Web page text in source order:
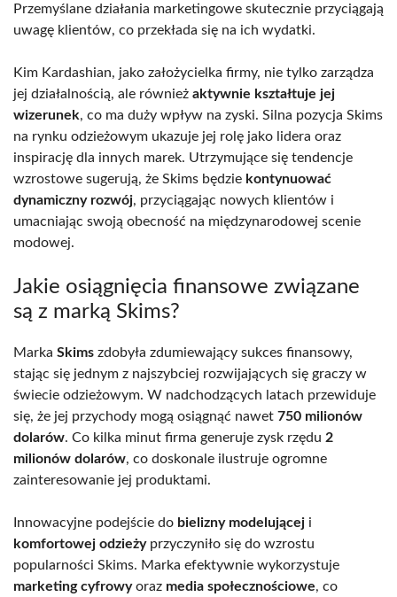
Przemyślane działania marketingowe skutecznie przyciągają
uwagę klientów, co przekłada się na ich wydatki.
Kim Kardashian, jako założycielka firmy, nie tylko zarządza
jej działalnością, ale również aktywnie kształtuje jej
wizerunek, co ma duży wpływ na zyski. Silna pozycja Skims
na rynku odzieżowym ukazuje jej rolę jako lidera oraz
inspirację dla innych marek. Utrzymujące się tendencje
wzrostowe sugerują, że Skims będzie kontynuować
dynamiczny rozwój, przyciągając nowych klientów i
umacniając swoją obecność na międzynarodowej scenie
modowej.
Jakie osiągnięcia finansowe związane
są z marką Skims?
Marka Skims zdobyła zdumiewający sukces finansowy,
stając się jednym z najszybciej rozwijających się graczy w
świecie odzieżowym. W nadchodzących latach przewiduje
się, że jej przychody mogą osiągnąć nawet 750 milionów
dolarów. Co kilka minut firma generuje zysk rzędu 2
milionów dolarów, co doskonale ilustruje ogromne
zainteresowanie jej produktami.
Innowacyjne podejście do bielizny modelującej i
komfortowej odzieżyprzyczyniło się do wzrostu
popularności Skims. Marka efektywnie wykorzystuje
marketing cyfrowyoraz media społecznościowe, co